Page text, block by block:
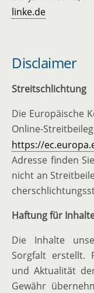
linke.de
Disclaimer
Streit­schlichtung
Die Europäische
Online-
https://
Adresse finden
nicht an
Haftung für
Die Inhalte
Sorgfalt erstellt.
und Aktua­lität
Gewähr